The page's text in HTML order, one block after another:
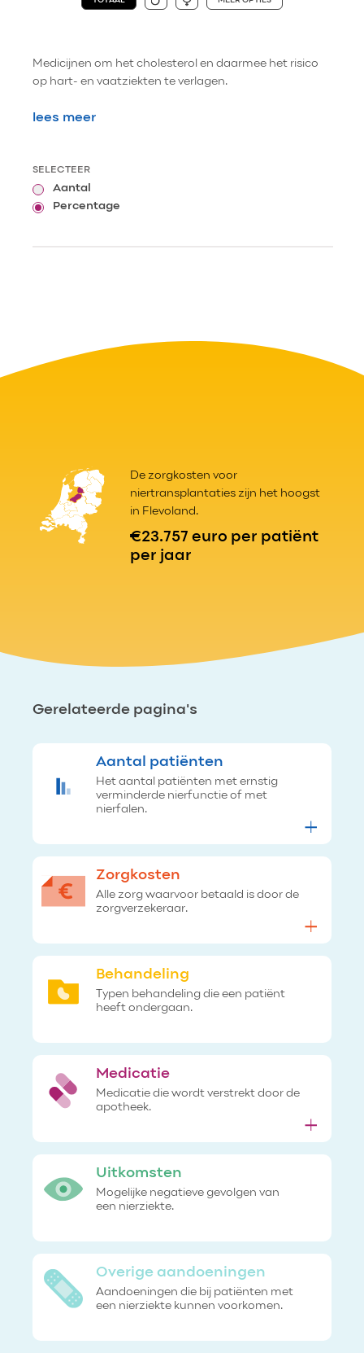
Medicijnen om het cholesterol en daarmee het risico
op hart- en vaatziekten te verlagen.
lees meer
SELECTEER
Aantal
Percentage
De zorgkosten voor
niertransplantaties zijn het hoogst
in Flevoland.
€23.757 euro per patiënt
per jaar
Gerelateerde pagina's
Aantal patiënten
Het aantal patiënten met ernstig
verminderde nierfunctie of met
nierfalen.
Zorgkosten
Alle zorg waarvoor betaald is door de
zorgverzekeraar.
Behandeling
Typen behandeling die een patiënt
heeft ondergaan.
Medicatie
Medicatie die wordt verstrekt door de
apotheek.
Uitkomsten
Mogelijke negatieve gevolgen van
een nierziekte.
Overige aandoeningen
Aandoeningen die bij patiënten met
een nierziekte kunnen voorkomen.